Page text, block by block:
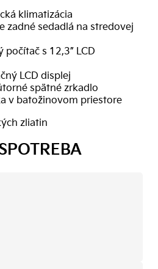
klimatizácia
zadné sedadlá na stredovej
s 12,3” LCD
LCD displej
spätné zrkadlo
v batožinovom priestore
zliatin